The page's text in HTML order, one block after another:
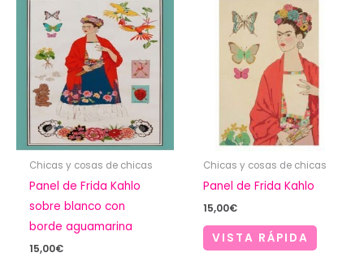
Chicas y cosas de chicas
Panel de Frida Kahlo
sobre blanco con
borde aguamarina
15,00€
Chicas y cosas de chicas
Panel de Frida Kahlo
15,00€
VISTA RÁPIDA